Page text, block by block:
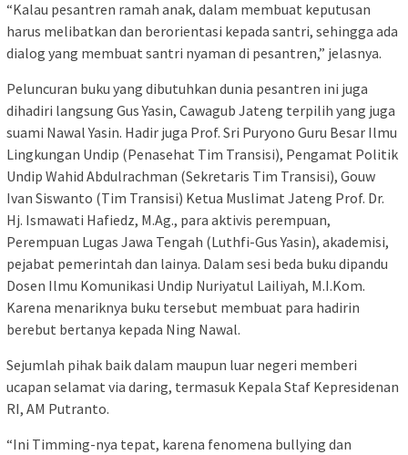
“Kalau pesantren ramah anak, dalam membuat keputusan
harus melibatkan dan berorientasi kepada santri, sehingga ada
dialog yang membuat santri nyaman di pesantren,” jelasnya.
Peluncuran buku yang dibutuhkan dunia pesantren ini juga
dihadiri langsung Gus Yasin, Cawagub Jateng terpilih yang juga
suami Nawal Yasin. Hadir juga Prof. Sri Puryono Guru Besar Ilmu
Lingkungan Undip (Penasehat Tim Transisi), Pengamat Politik
Undip Wahid Abdulrachman (Sekretaris Tim Transisi), Gouw
Ivan Siswanto (Tim Transisi) Ketua Muslimat Jateng Prof. Dr.
Hj. Ismawati Hafiedz, M.Ag., para aktivis perempuan,
Perempuan Lugas Jawa Tengah (Luthfi-Gus Yasin), akademisi,
pejabat pemerintah dan lainya. Dalam sesi beda buku dipandu
Dosen Ilmu Komunikasi Undip Nuriyatul Lailiyah, M.I.Kom.
Karena menariknya buku tersebut membuat para hadirin
berebut bertanya kepada Ning Nawal.
Sejumlah pihak baik dalam maupun luar negeri memberi
ucapan selamat via daring, termasuk Kepala Staf Kepresidenan
RI, AM Putranto.
“Ini Timming-nya tepat, karena fenomena bullying dan